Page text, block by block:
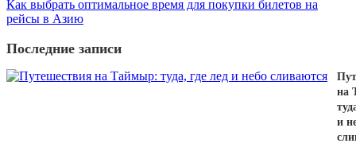
Как выбрать оптимальное время для покупки билетов на
рейсы в Азию
Последние записи
на
и